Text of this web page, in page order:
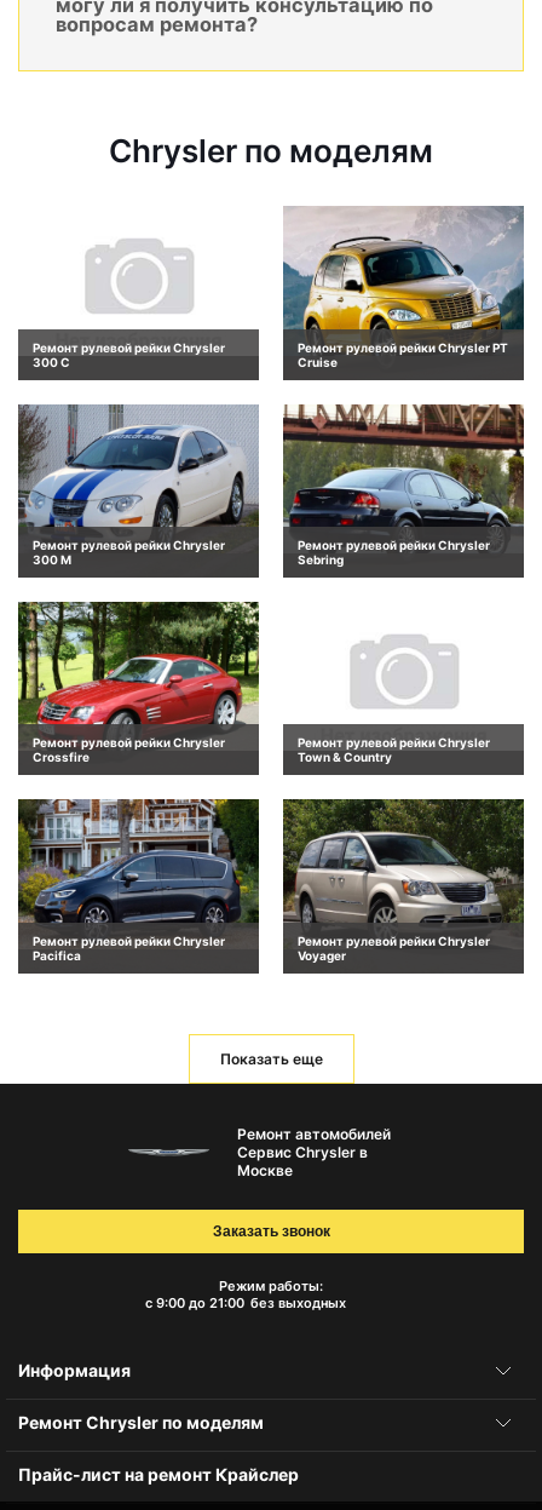
могу ли я получить консультацию по
вопросам ремонта?
Chrysler по моделям
Ремонт рулевой рейки Chrysler
300 C
Ремонт рулевой рейки Chrysler PT
Cruise
Ремонт рулевой рейки Chrysler
300 M
Ремонт рулевой рейки Chrysler
Sebring
Ремонт рулевой рейки Chrysler
Crossfire
Ремонт рулевой рейки Chrysler
Town & Country
Ремонт рулевой рейки Chrysler
Pacifica
Ремонт рулевой рейки Chrysler
Voyager
Показать еще
Ремонт автомобилей
Сервис Chrysler в
Москве
Режим работы:
с 9:00 до 21:00 без выходных
Заказать звонок
Информация
Ремонт Chrysler по моделям
Прайс-лист на ремонт Крайслер